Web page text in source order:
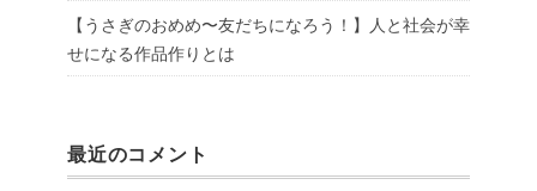
【うさぎのおめめ〜友だちになろう！】人と社会が幸
せになる作品作りとは
最近のコメント